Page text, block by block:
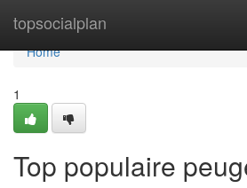
topsocialplan
Home
Home
1
Top populaire